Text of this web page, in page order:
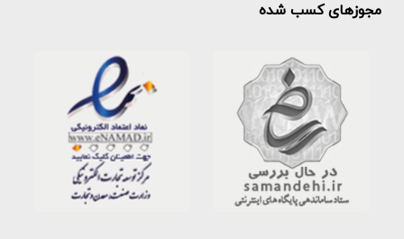
مجوزهای کسب شده